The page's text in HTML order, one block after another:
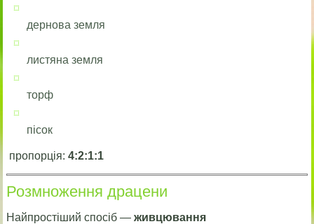
дернова земля
листяна земля
торф
пісок
пропорція:4:2:1:1
Розмноження драцени
Найпростіший спосіб —живцювання